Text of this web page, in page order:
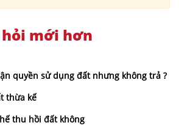
mới hơn
quyền sử dụng đất nhưng không trả ?
thừa kế
thu hồi đất không